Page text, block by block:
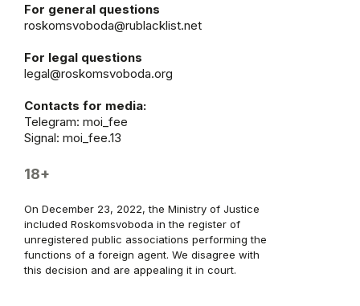
For general questions
roskomsvoboda@rublacklist.net
For legal questions
legal@roskomsvoboda.org
Contacts for media:
Telegram: moi_fee
Signal: moi_fee.13
18+
On December 23, 2022, the Ministry of Justice
included Roskomsvoboda in the register of
unregistered public associations performing the
functions of a foreign agent. We disagree with
this decision and are appealing it in court.